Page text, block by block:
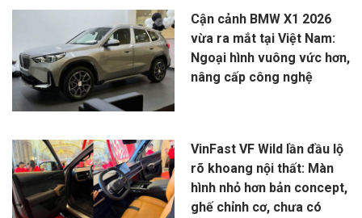
Cận cảnh BMW X1 2026
vừa ra mắt tại Việt Nam:
Ngoại hình vuông vức hơn,
nâng cấp công nghệ
VinFast VF Wild lần đầu lộ
rõ khoang nội thất: Màn
hình nhỏ hơn bản concept,
ghế chỉnh cơ, chưa có